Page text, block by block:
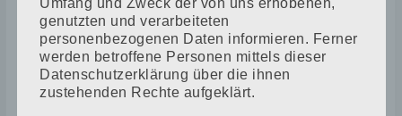
Am 17.03.1953 legt Hans Freudenfeld
erfolgreich seine Meisterprüfung, sowie
die Hufbeschlagsprüfung ab. Erste
bauliche Erweiterungen des Betriebes
Umfang und Zweck der von uns erhobenen,
genutzten und verarbeiteten
personenbezogenen Daten informieren. Ferner
werden betroffene Personen mittels dieser
Datenschutzerklärung über die ihnen
zustehenden Rechte aufgeklärt.